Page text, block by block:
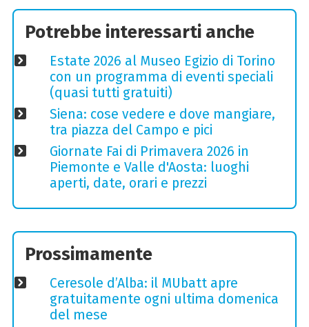
Potrebbe interessarti anche
Estate 2026 al Museo Egizio di Torino
con un programma di eventi speciali
(quasi tutti gratuiti)
Siena: cose vedere e dove mangiare,
tra piazza del Campo e pici
Giornate Fai di Primavera 2026 in
Piemonte e Valle d'Aosta: luoghi
aperti, date, orari e prezzi
Prossimamente
Ceresole d’Alba: il MUbatt apre
gratuitamente ogni ultima domenica
del mese